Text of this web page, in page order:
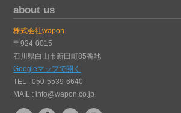
about us
株式会社wapon
〒924-0015
石川県白山市新田町85番地
Googleマップで開く
TEL : 050-5539-6640
MAIL : info@wapon.co.jp